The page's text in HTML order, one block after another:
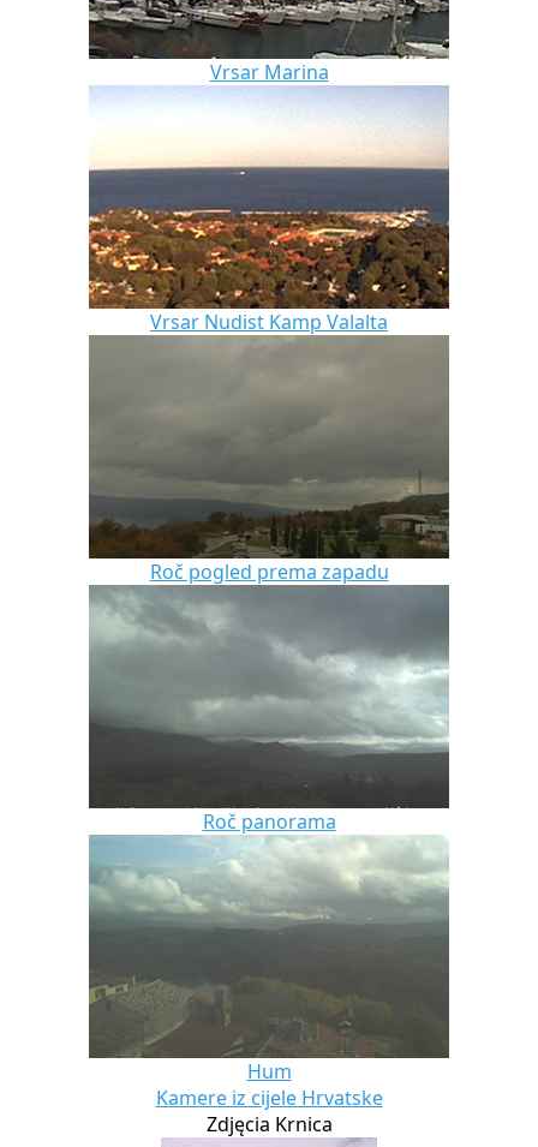
Vrsar Marina
Vrsar Nudist Kamp Valalta
Roč pogled prema zapadu
Roč panorama
Hum
Kamere iz cijele Hrvatske
Zdjęcia Krnica